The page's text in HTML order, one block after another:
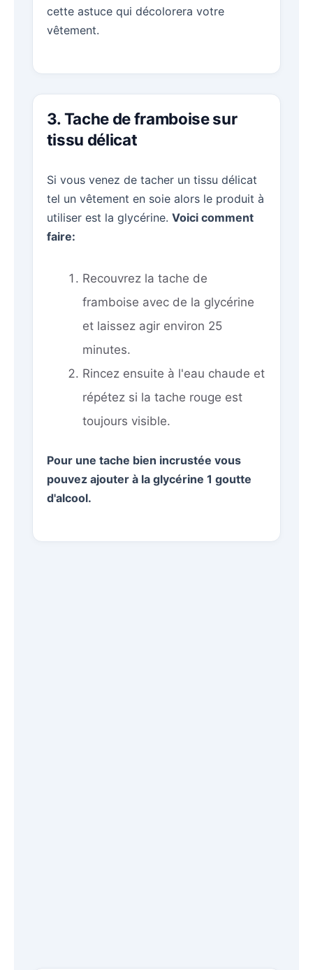
cette astuce qui décolorera votre
vêtement.
3. Tache de framboise sur
tissu délicat
Si vous venez de tacher un tissu délicat
tel un vêtement en soie alors le produit à
utiliser est la glycérine. Voici comment
faire:
Recouvrez la tache de
framboise avec de la glycérine
et laissez agir environ 25
minutes.
Rincez ensuite à l'eau chaude et
répétez si la tache rouge est
toujours visible.
Pour une tache bien incrustée vous
pouvez ajouter à la glycérine 1 goutte
d'alcool.